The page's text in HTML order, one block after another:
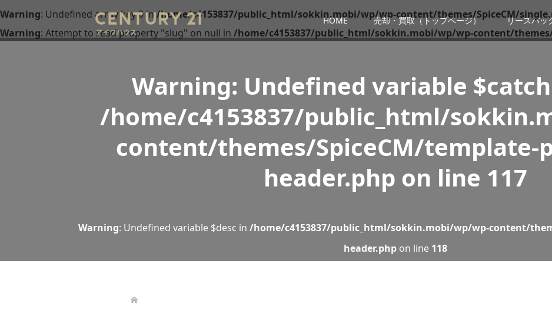
HOME 売却・買取（トップページ） リースバッ
Warning: Undefined array key 0 in/home/c4153837/public_html/sokkin.mobi/wp/wp-content/themes/SpiceCM/
Warning: Attempt to read property "slug" on null in /home/c4153837/public_html/sokkin.mobi/wp/wp-content/
Warning: Undefined variable
/home/c4153837/public_html/
content/themes/SpiceCM/template-
header.php on line 117
Warning: Undefined variable $desc in /home/c4153837/public_html/sokkin.mobi/wp/wp-content/
header.php on line 118